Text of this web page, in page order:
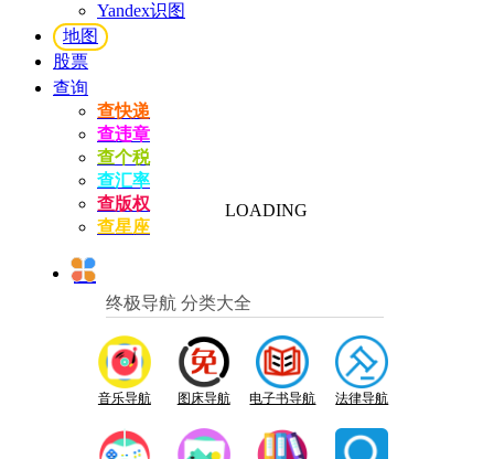
LOADING
Yandex识图
地图
股票
查询
查快递
查违章
查个税
查汇率
查版权
查星座
终极导航 分类大全
音乐导航 图床导航 电子书导航 法律导航